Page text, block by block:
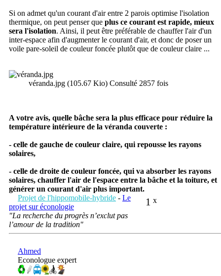
Si on admet qu'un courant d'air entre 2 parois optimise l'isolation
thermique, on peut penser que plus ce courant est rapide, mieux
sera l'isolation. Ainsi, il peut être préférable de chauffer l'air d'un
inter-espace afin d'augmenter le courant d'air, et donc de poser un
voile pare-soleil de couleur foncée plutôt que de couleur claire ...
véranda.jpg (105.67 Kio) Consulté 2857 fois
A votre avis, quelle bâche sera la plus efficace pour réduire la
température intérieure de la véranda couverte :
- celle de gauche de couleur claire, qui repousse les rayons
solaires,
- celle de droite de couleur foncée, qui va absorber les rayons
solaires, chauffer l'air de l'espace entre la bâche et la toiture, et
générer un courant d'air plus important.
1 x
Projet de l'hippomobile-hybride - Le
projet sur éconologie
"La recherche du progrès n’exclut pas
l’amour de la tradition"
Ahmed
Econologue expert